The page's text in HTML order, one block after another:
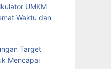
UMKM
Waktu dan
Target
Mencapai